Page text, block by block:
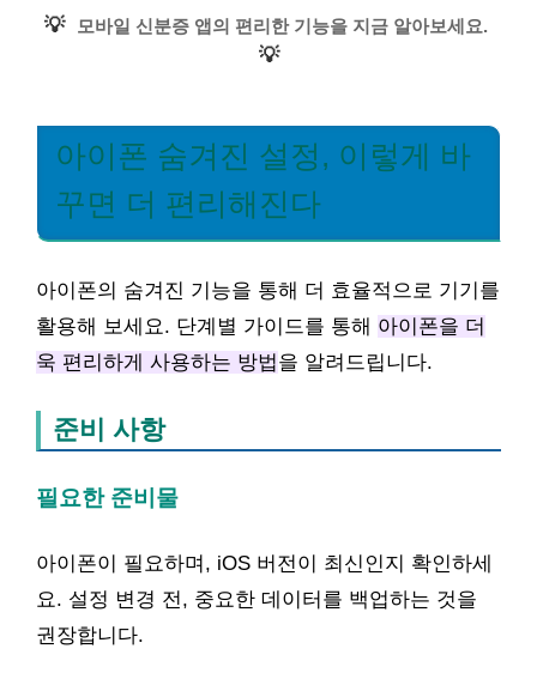
💡 모바일 신분증 앱의 편리한 기능을 지금 알아보세요.
💡
아이폰 숨겨진 설정, 이렇게 바
꾸면 더 편리해진다
아이폰의 숨겨진 기능을 통해 더 효율적으로 기기를
활용해 보세요. 단계별 가이드를 통해 아이폰을 더
욱 편리하게 사용하는 방법을 알려드립니다.
준비 사항
필요한 준비물
아이폰이 필요하며, iOS 버전이 최신인지 확인하세
요. 설정 변경 전, 중요한 데이터를 백업하는 것을
권장합니다.